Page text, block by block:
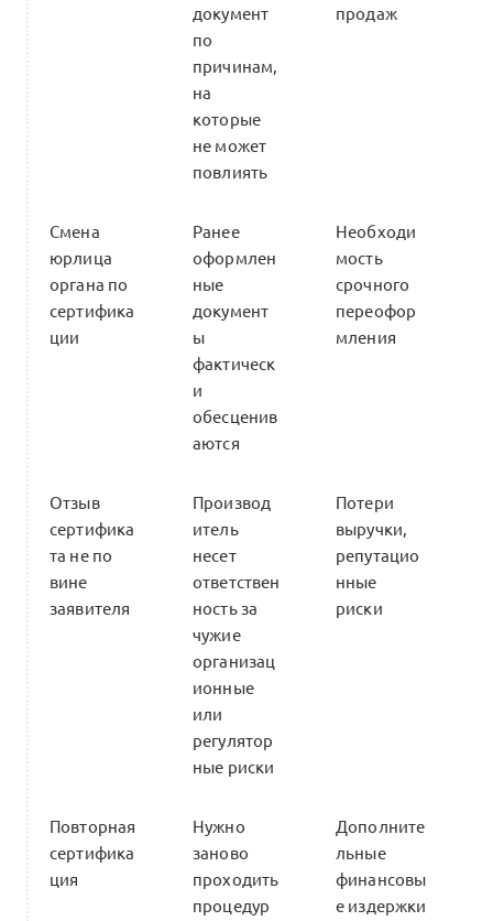
документ
по
причинам,
на
которые
не может
повлиять
продаж
Смена
юрлица
органа по
сертифика
ции
Ранее
оформлен
ные
документ
ы
фактическ
и
обесценив
аются
Необходи
мость
срочного
переофор
мления
Отзыв
сертифика
та не по
вине
заявителя
Производ
итель
несет
ответствен
ность за
чужие
организац
ионные
или
регулятор
ные риски
Потери
выручки,
репутацио
нные
риски
Повторная
сертифика
ция
Нужно
заново
проходить
процедур
Дополните
льные
финансовы
е издержки